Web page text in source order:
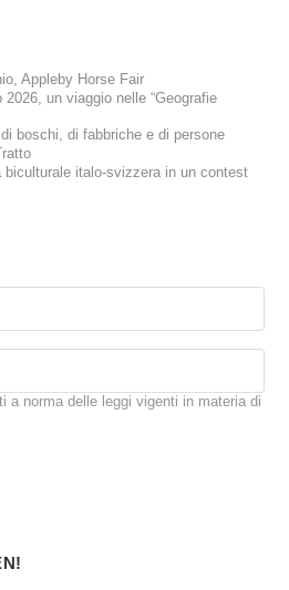
Appleby Horse Fair
un viaggio nelle “Geografie
boschi, di fabbriche e di persone
biculturale italo-svizzera in un contest
a norma delle leggi vigenti in materia di